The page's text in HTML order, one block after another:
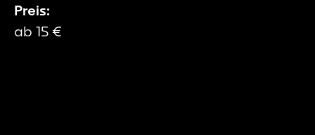
Preis:
ab 15 €